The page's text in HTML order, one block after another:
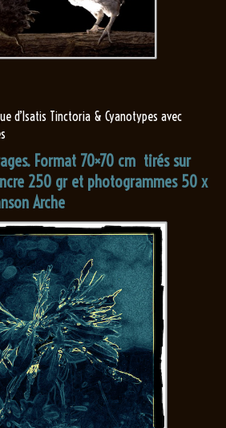
d’Isatis Tinctoria & Cyanotypes avec
Format 70×70 cm tirés sur
250 gr et photogrammes 50 x
Arche